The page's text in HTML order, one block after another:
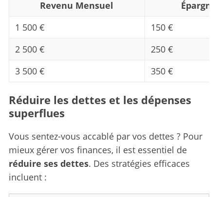
Revenu Mensuel
1 500 €
150 €
2 500 €
250 €
3 500 €
350 €
Réduire les dettes et les dépenses
superflues
Vous sentez-vous accablé par vos dettes ? Pour
mieux gérer vos finances, il est essentiel de
réduire ses dettes. Des stratégies efficaces
incluent :